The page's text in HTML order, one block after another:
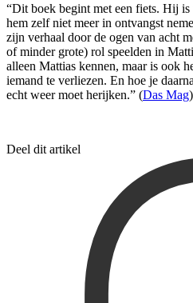
“Dit boek begint met een fiets. Hij
hem zelf niet meer in ontvangst
zijn verhaal door de ogen van acht
of minder grote) rol speelden in
alleen Mattias kennen, maar is ook
iemand te verliezen. En hoe je
echt weer moet herijken.” (Das Mag)
Deel dit artikel